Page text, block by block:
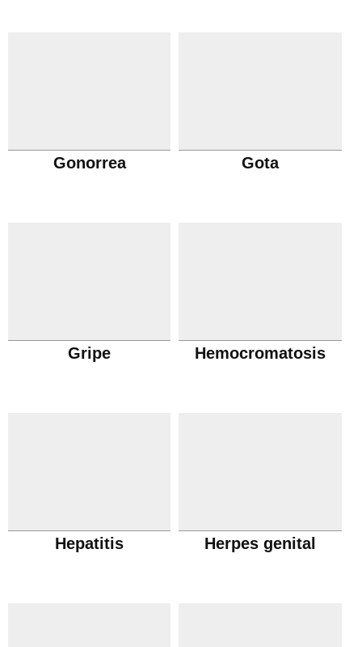
Gonorrea Gota
Gripe Hemocromatosis
Hepatitis Herpes genital